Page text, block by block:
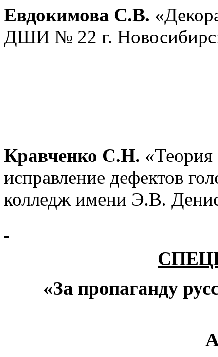
Евдокимова С.В.
ДШИ № 22 г.
Кравченко С.Н. «Теория
исправление дефектов
колледж имени Э.В.
«За пропаганду